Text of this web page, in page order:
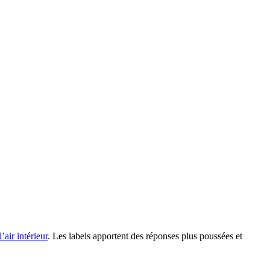
intérieur. Les labels apportent des réponses plus poussées et